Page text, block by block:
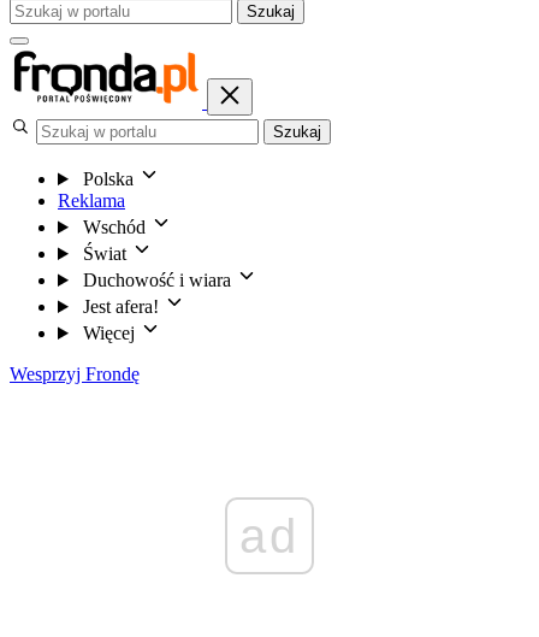
Szukaj
Szukaj
Polska
Reklama
Wschód
Świat
Duchowość i wiara
Jest afera!
Więcej
Wesprzyj Frondę
ad